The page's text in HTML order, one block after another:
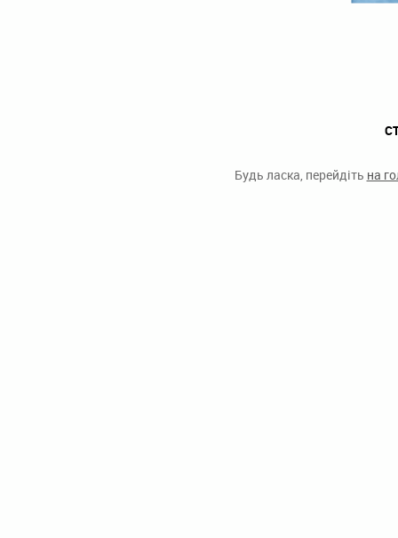
Будь ласка, перейдіть на